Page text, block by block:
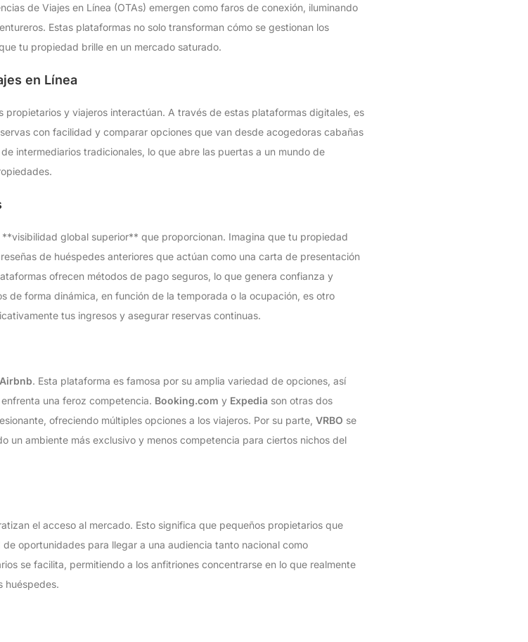
de Viajes en Línea (OTAs) emergen como faros de conexión, iluminando
Estas plataformas no solo transforman cómo se gestionan los
tu propiedad brille en un mercado saturado.
en Línea
propietarios y viajeros interactúan. A través de estas plataformas digitales, es
con facilidad y comparar opciones que van desde acogedoras cabañas
intermediarios tradicionales, lo que abre las puertas a un mundo de
global superior** que proporcionan. Imagina que tu propiedad
de huéspedes anteriores que actúan como una carta de presentación
ofrecen métodos de pago seguros, lo que genera confianza y
de forma dinámica, en función de la temporada o la ocupación, es otro
tus ingresos y asegurar reservas continuas.
Airbnb. Esta plataforma es famosa por su amplia variedad de opciones, así
una feroz competencia. Booking.com y Expedia son otras dos
ofreciendo múltiples opciones a los viajeros. Por su parte, VRBO se
un ambiente más exclusivo y menos competencia para ciertos nichos del
el acceso al mercado. Esto significa que pequeños propietarios que
oportunidades para llegar a una audiencia tanto nacional como
se facilita, permitiendo a los anfitriones concentrarse en lo que realmente
huéspedes.